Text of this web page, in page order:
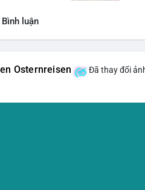
Bình luận
Osternreisen Đã thay đổi